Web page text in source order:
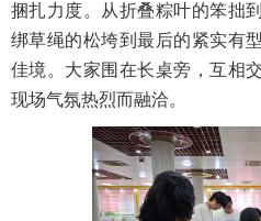
捆扎力度。从折叠粽叶的笨拙
绑草绳的松垮到最后的紧实有
佳境。大家围在长桌旁，互相
现场气氛热烈而融洽。